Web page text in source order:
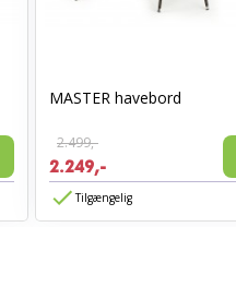
MASTER havebord
2.499,-
2.249,-
Tilgængelig